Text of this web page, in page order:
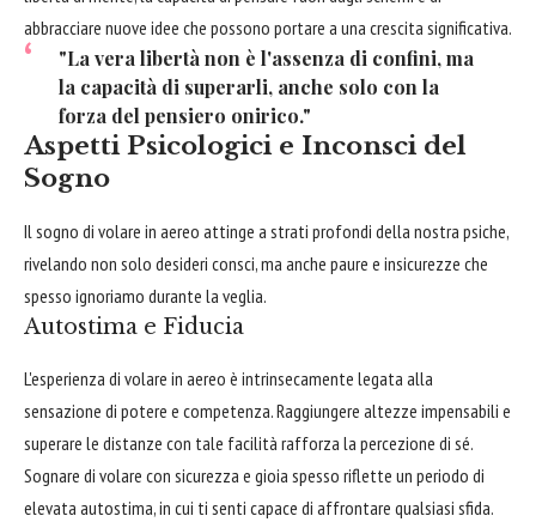
abbracciare nuove idee che possono portare a una crescita significativa.
"La vera libertà non è l'assenza di confini, ma
la capacità di superarli, anche solo con la
forza del pensiero onirico."
Aspetti Psicologici e Inconsci del
Sogno
Il sogno di volare in aereo attinge a strati profondi della nostra psiche,
rivelando non solo desideri consci, ma anche paure e insicurezze che
spesso ignoriamo durante la veglia.
Autostima e Fiducia
L'esperienza di volare in aereo è intrinsecamente legata alla
sensazione di potere e competenza. Raggiungere altezze impensabili e
superare le distanze con tale facilità rafforza la percezione di sé.
Sognare di volare con sicurezza e gioia spesso riflette un periodo di
elevata autostima, in cui ti senti capace di affrontare qualsiasi sfida.